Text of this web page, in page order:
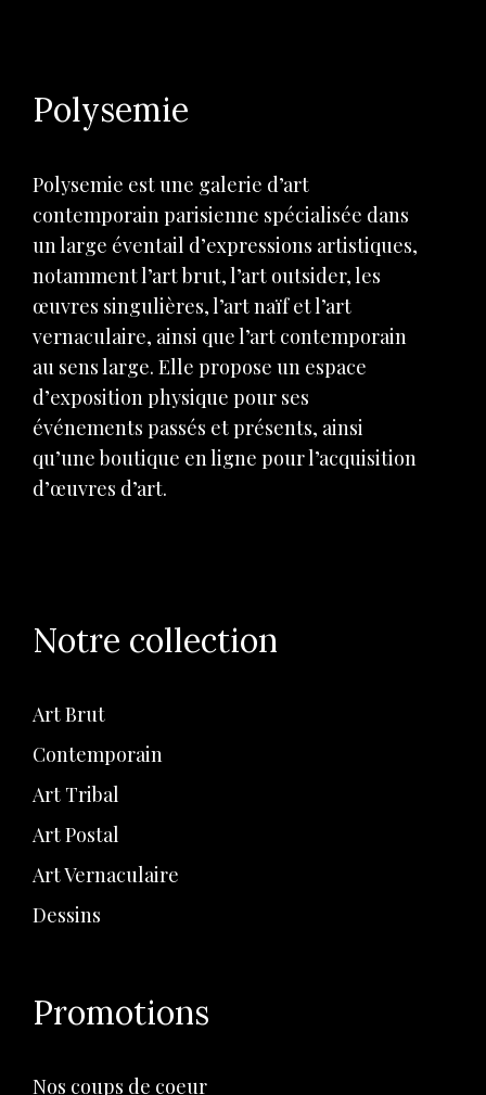
Polysemie
Polysemie est une galerie d’art
contemporain parisienne spécialisée dans
un large éventail d’expressions artistiques,
notamment l’art brut, l’art outsider, les
œuvres singulières, l’art naïf et l’art
vernaculaire, ainsi que l’art contemporain
au sens large. Elle propose un espace
d’exposition physique pour ses
événements passés et présents, ainsi
qu’une boutique en ligne pour l’acquisition
d’œuvres d’art.
Notre collection
Art Brut
Contemporain
Art Tribal
Art Postal
Art Vernaculaire
Dessins
Promotions
Nos coups de coeur